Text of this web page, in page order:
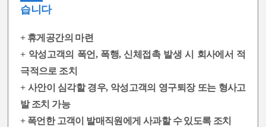
습니다
+ 휴게공간의 마련
+ 악성고객의 폭언, 폭행, 신체접촉 발생 시 회사에서 적
극적으로 조치
+ 사안이 심각할 경우, 악성고객의 영구퇴장 또는 형사고
발 조치 가능
+ 폭언한 고객이 발매직원에게 사과할 수 있도록 조치